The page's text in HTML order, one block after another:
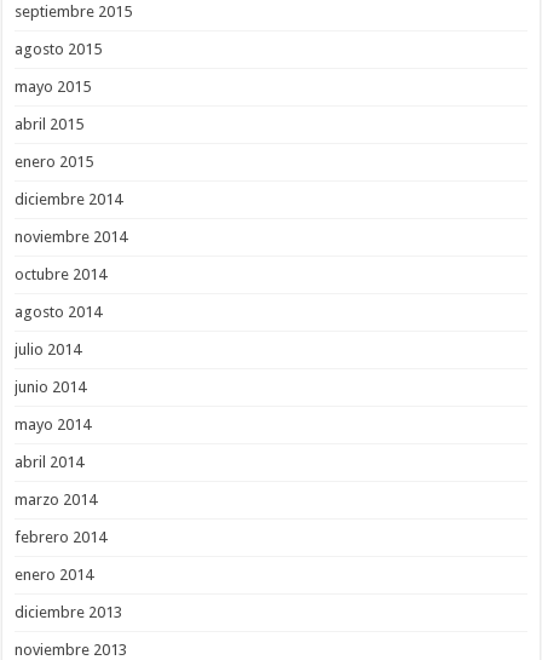
septiembre 2015
agosto 2015
mayo 2015
abril 2015
enero 2015
diciembre 2014
noviembre 2014
octubre 2014
agosto 2014
julio 2014
junio 2014
mayo 2014
abril 2014
marzo 2014
febrero 2014
enero 2014
diciembre 2013
noviembre 2013